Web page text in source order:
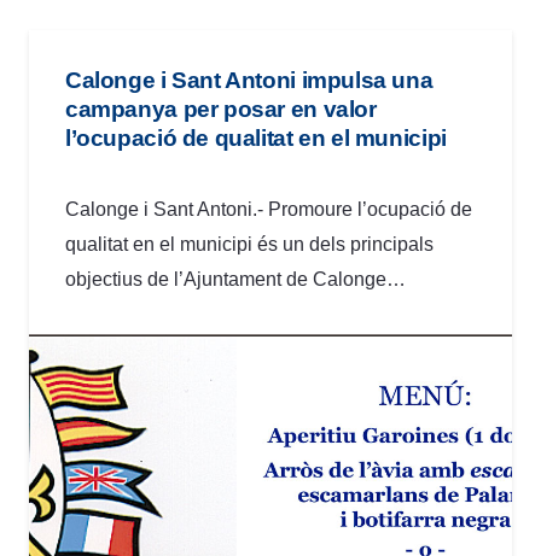
Calonge i Sant Antoni impulsa una
campanya per posar en valor
l’ocupació de qualitat en el municipi
Calonge i Sant Antoni.- Promoure l’ocupació de
qualitat en el municipi és un dels principals
objectius de l’Ajuntament de Calonge…